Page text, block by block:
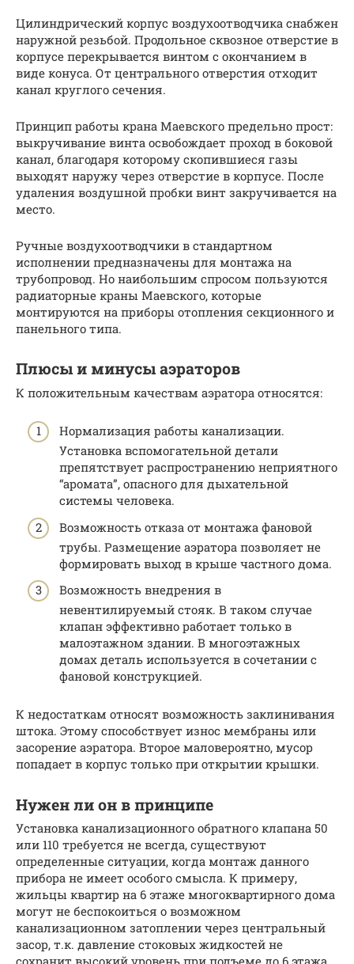
Цилиндрический корпус воздухоотводчика снабжен
наружной резьбой. Продольное сквозное отверстие в
корпусе перекрывается винтом с окончанием в
виде конуса. От центрального отверстия отходит
канал круглого сечения.
Принцип работы крана Маевского предельно прост:
выкручивание винта освобождает проход в боковой
канал, благодаря которому скопившиеся газы
выходят наружу через отверстие в корпусе. После
удаления воздушной пробки винт закручивается на
место.
Ручные воздухоотводчики в стандартном
исполнении предназначены для монтажа на
трубопровод. Но наибольшим спросом пользуются
радиаторные краны Маевского, которые
монтируются на приборы отопления секционного и
панельного типа.
Плюсы и минусы аэраторов
К положительным качествам аэратора относятся:
Нормализация работы канализации.
Установка вспомогательной детали
препятствует распространению неприятного
“аромата”, опасного для дыхательной
системы человека.
Возможность отказа от монтажа фановой
трубы. Размещение аэратора позволяет не
формировать выход в крыше частного дома.
Возможность внедрения в
невентилируемый стояк. В таком случае
клапан эффективно работает только в
малоэтажном здании. В многоэтажных
домах деталь используется в сочетании с
фановой конструкцией.
К недостаткам относят возможность заклинивания
штока. Этому способствует износ мембраны или
засорение аэратора. Второе маловероятно, мусор
попадает в корпус только при открытии крышки.
Нужен ли он в принципе
Установка канализационного обратного клапана 50
или 110 требуется не всегда, существуют
определенные ситуации, когда монтаж данного
прибора не имеет особого смысла. К примеру,
жильцы квартир на 6 этаже многоквартирного дома
могут не беспокоиться о возможном
канализационном затоплении через центральный
засор, т.к. давление стоковых жидкостей не